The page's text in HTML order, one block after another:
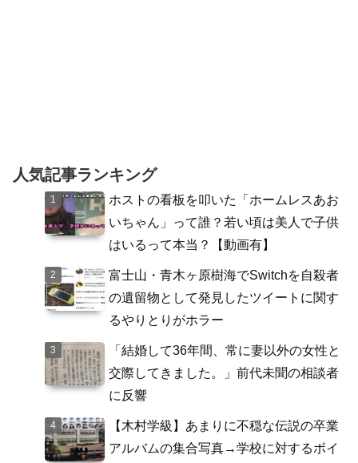
人気記事ランキング
ホストの看板を叩いた「ホームレスあお
いちゃん」って誰？若い頃は美人で子供
はいるって本当？【動画有】
富士山・青木ヶ原樹海でSwitchを自殺者
の遺留物として発見したツイートに関す
るやりとりがホラー
「結婚して36年間、常に妻以外の女性と
交際してきました。」前代未聞の相談者
に反響
【木村学級】あまりに不穏な伝説の卒業
アルバムの集合写真→学校に対するボイ